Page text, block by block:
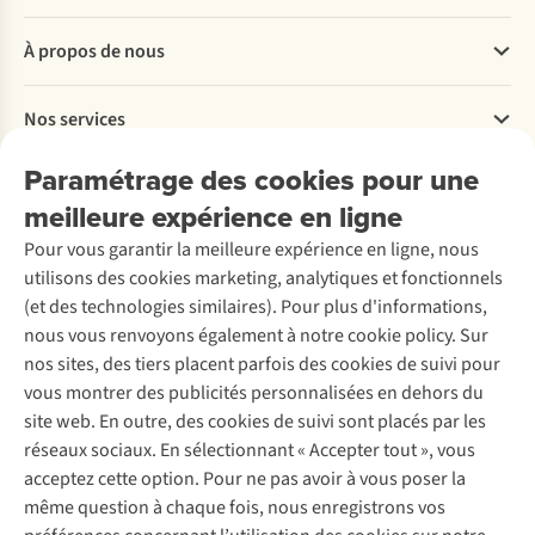
Paramétrage des cookies pour une
meilleure expérience en ligne
Pour vous garantir la meilleure expérience en ligne, nous
utilisons des cookies marketing, analytiques et fonctionnels
(et des technologies similaires). Pour plus d'informations,
nous vous renvoyons également à notre cookie policy. Sur
nos sites, des tiers placent parfois des cookies de suivi pour
vous montrer des publicités personnalisées en dehors du
site web. En outre, des cookies de suivi sont placés par les
réseaux sociaux. En sélectionnant « Accepter tout », vous
acceptez cette option. Pour ne pas avoir à vous poser la
même question à chaque fois, nous enregistrons vos
Commander
Payer
Livraison
Rétractation d'une commande
Entretien & réparations
Garantie
Contactez-nous
À propos de nous
Explore More
À propos d’Ayacucho
Nos magasins
À propos d’A.S.Adventure
Déclaration d'accessibilité
Nos services
Location / Location sports d’hiver
Entretien de ski
Service de lavage
Entretien de chaussures
Réparation de chaussures
Réparation de vêtements
Retouches
Pour les entreprises
Découvrez
A.S.Magazine
Explore Camp
Gear Check
Expertise & conseils
Abonnez-vous à la newsletter
Suivez-nous